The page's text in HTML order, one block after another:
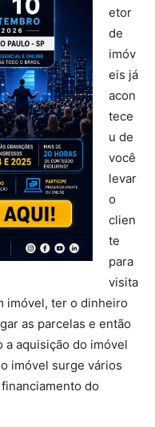
etor
de
imóv
eis já
acon
tece
u de
você
levar
o
clien
te
para
visita
imóvel, ter o dinheiro
as parcelas e então
a aquisição do imóvel
imóvel surge vários
do